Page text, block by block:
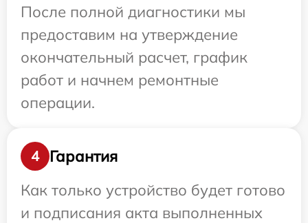
После полной диагностики мы
предоставим на утверждение
окончательный расчет, график
работ и начнем ремонтные
операции.
4
Гарантия
Как только устройство будет готово
и подписания акта выполненных